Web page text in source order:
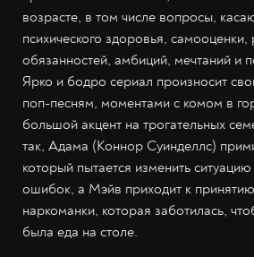
возрасте, в том числе вопросы,
психического здоровья, самооценки,
обязанностей, амбиций, мечтаний и
Ярко и бодро сериал произносит
поп-песням, моментами с комом в
большой акцент на трогательных
так, Адама (Коннор Суинделлс)
который пытается изменить
ошибок, а Мэйв приходит к
наркоманки, которая заботилась,
была еда на столе.